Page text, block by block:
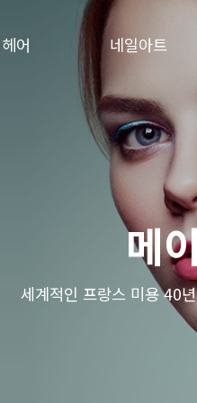
헤어 네일아트
메
세계적인 프랑스 미용 40